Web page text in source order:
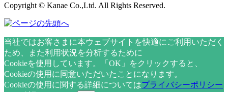
Copyright © Kanae Co.,Ltd. All Rights Reserved.
当社ではお客さまに本ウェブサイトを快適にご利用いただく
ため、また利用状況を分析するために
Cookieを使用しています。「OK」をクリックすると、
Cookieの使用に同意いただいたことになります。
Cookieの使用に関する詳細についてはプライバシーポリシー